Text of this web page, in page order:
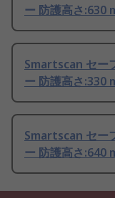
ー 防護高さ:630
Smartscan セー
ー 防護高さ:330
Smartscan セー
ー 防護高さ:640